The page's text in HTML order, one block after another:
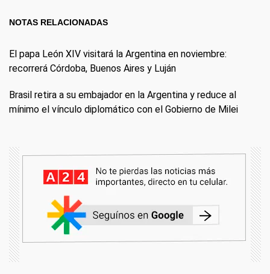
NOTAS RELACIONADAS
El papa León XIV visitará la Argentina en noviembre:
recorrerá Córdoba, Buenos Aires y Luján
Brasil retira a su embajador en la Argentina y reduce al
mínimo el vínculo diplomático con el Gobierno de Milei